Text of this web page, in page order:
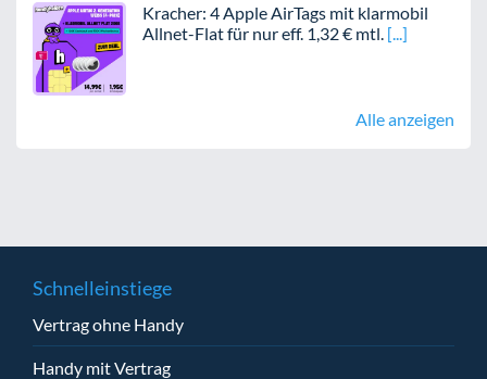
Kracher: 4 Apple AirTags mit klarmobil
Allnet-Flat für nur eff. 1,32 € mtl.
Alle anzeigen
Schnelleinstiege
Vertrag ohne Handy
Handy mit Vertrag